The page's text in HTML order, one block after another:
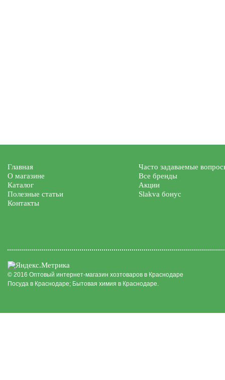
Главная
О магазине
Каталог
Полезные статьи
Контакты
Часто задаваемые
Все бренды
Акции
Slakva бонус
© 2016 Оптовый интернет-магазин хозтоваров в Краснодаре
Посуда в Краснодаре; Бытовая химия в Краснодаре.